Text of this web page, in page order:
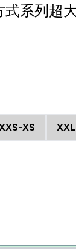
系列超
XS